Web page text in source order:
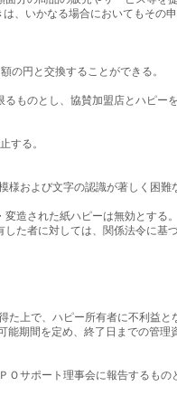
いかなる場合においてもその申
の円と交換することができる。
とし、協賛加盟店とハピー
する。
および文字の認識が著しく困
された紙ハピーは無効とする。
者に対しては、関係法令に基づ
上で、ハピー所有者に不利益
間を定め、終了日までの管
サポート理事会に報告するもの